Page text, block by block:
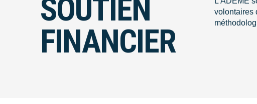
SOUTIEN
FINANCIER
volontaires